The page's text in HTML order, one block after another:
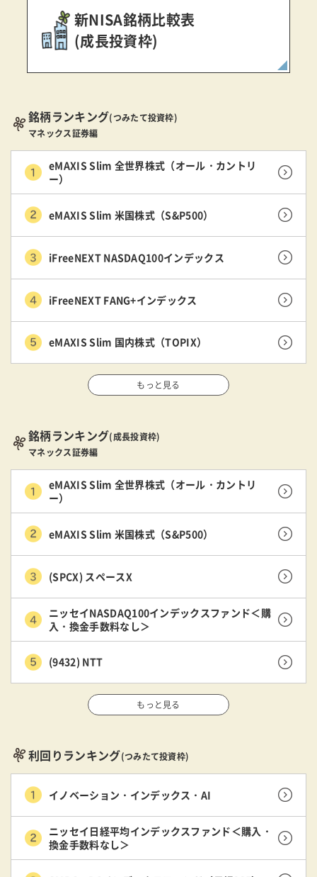
新NISA銘柄比較表
(成長投資枠)
銘柄ランキング(つみたて投資枠)
マネックス証券編
eMAXIS Slim 全世界株式（オール・カントリ
ー）
eMAXIS Slim 米国株式（S&P500）
iFreeNEXT NASDAQ100インデックス
iFreeNEXT FANG+インデックス
eMAXIS Slim 国内株式（TOPIX）
もっと見る
銘柄ランキング(成長投資枠)
マネックス証券編
eMAXIS Slim 全世界株式（オール・カントリ
ー）
eMAXIS Slim 米国株式（S&P500）
(SPCX) スペースX
ニッセイNASDAQ100インデックスファンド＜購
入・換金手数料なし＞
(9432) NTT
もっと見る
利回りランキング(つみたて投資枠)
イノベーション・インデックス・AI
ニッセイ日経平均インデックスファンド＜購入・
換金手数料なし＞